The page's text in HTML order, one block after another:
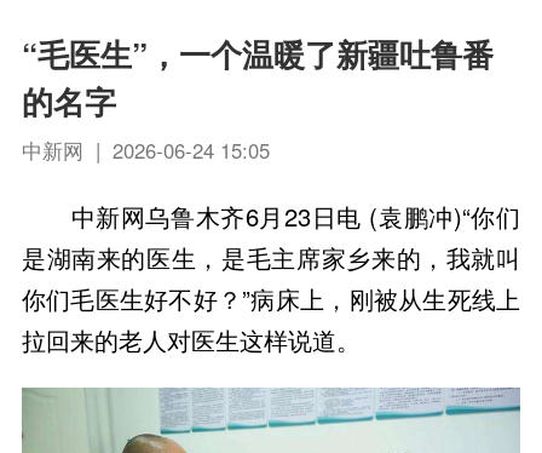
“毛医生”，一个温暖了新疆吐鲁番
的名字
中新网 | 2026-06-24 15:05
中新网乌鲁木齐6月23日电 (袁鹏冲)“你们
是湖南来的医生，是毛主席家乡来的，我就叫
你们毛医生好不好？”病床上，刚被从生死线上
拉回来的老人对医生这样说道。